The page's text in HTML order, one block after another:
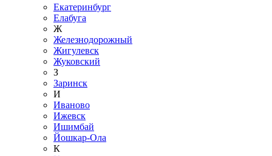
Екатеринбург
Елабуга
Ж
Железнодорожный
Жигулевск
Жуковский
З
Заринск
И
Иваново
Ижевск
Ишимбай
Йошкар-Ола
К